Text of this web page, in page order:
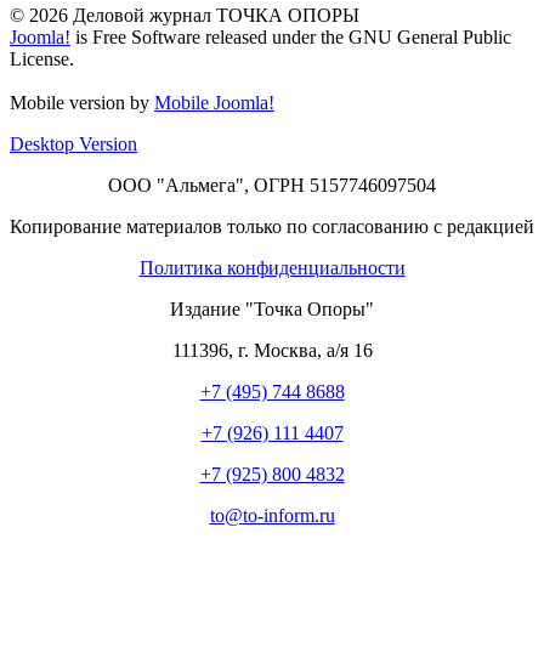
© 2026 Деловой журнал ТОЧКА ОПОРЫ
Joomla! is Free Software released under the GNU General Public
License.
Mobile version by Mobile Joomla!
Desktop Version
ООО "Альмега", ОГРН 5157746097504
Копирование материалов только по согласованию с редакцией
Политика конфиденциальности
Издание "Точка Опоры"
111396, г. Москва, а/я 16
+7 (495) 744 8688
+7 (926) 111 4407
+7 (925) 800 4832
to​@​to-inform.ru